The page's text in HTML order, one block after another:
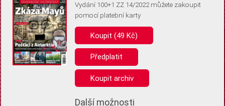
Pro základní fungování webu nepotřebujeme ukládat žádné informace
(tzv. cookies apod.). Rádi bychom vás ale požádali o souhlas s
uložením volitelných informací:
Anonymní unikátní ID
Díky němu příště poznáme, že se jedná o stejné zařízení, a
Identifikátor je zcela anonymní.
Vydání 100+1 ZZ 14/2022 můžete zakoupit
pomocí platební karty
Koupit (49 Kč)
Předplatit
Koupit archiv
Další možnosti